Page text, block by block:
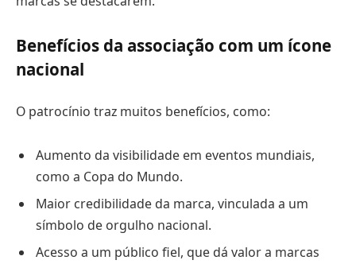
Benefícios da associação com um ícone
nacional
O patrocínio traz muitos benefícios, como:
Aumento da visibilidade em eventos mundiais,
como a Copa do Mundo.
Maior credibilidade da marca, vinculada a um
símbolo de orgulho nacional.
Acesso a um público fiel, que dá valor a marcas